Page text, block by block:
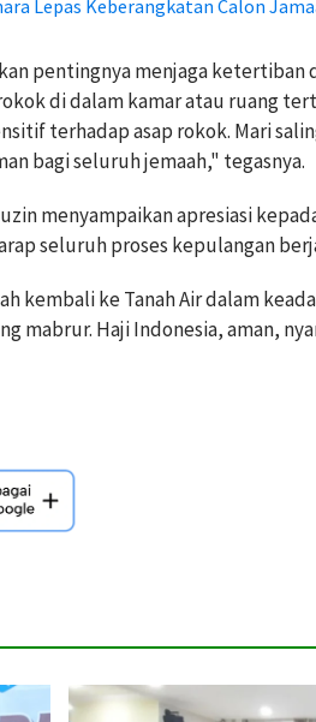
Lepas Keberangkatan Calon
pentingnya menjaga ketertiban
di dalam kamar atau ruang
terhadap asap rokok. Mari
bagi seluruh jemaah," tegasnya.
menyampaikan apresiasi
seluruh proses kepulangan
kembali ke Tanah Air dalam
mabrur. Haji Indonesia, aman,